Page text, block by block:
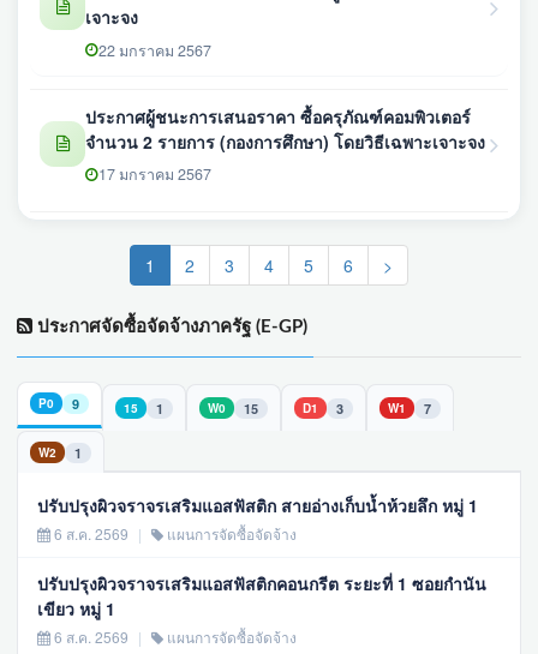
เจาะจง
22 มกราคม 2567
ประกาศผู้ชนะการเสนอราคา ซื้อครุภัณฑ์คอมพิวเตอร์
จำนวน 2 รายการ (กองการศึกษา) โดยวิธีเฉพาะเจาะจง
17 มกราคม 2567
1 (current)
2 3 4 5 6 >
ประกาศจัดซื้อจัดจ้างภาครัฐ (E-GP)
P0 9 15 1 W0 15 D1 3 W1 7
W2 1
ปรับปรุงผิวจราจรเสริมแอสฟัสติก สายอ่างเก็บน้ำห้วยลึก หมู่ 1
6 ส.ค. 2569 | แผนการจัดซื้อจัดจ้าง
ปรับปรุงผิวจราจรเสริมแอสฟัสติกคอนกรีต ระยะที่ 1 ซอยกำนัน
เขียว หมู่ 1
6 ส.ค. 2569 | แผนการจัดซื้อจัดจ้าง